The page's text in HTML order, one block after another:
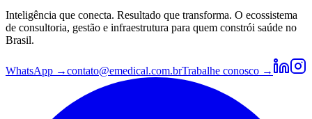
Inteligência que conecta. Resultado que transforma. O ecossistema
de consultoria, gestão e infraestrutura para quem constrói saúde no
Brasil.
WhatsApp →contato@emedical.com.brTrabalhe conosco →